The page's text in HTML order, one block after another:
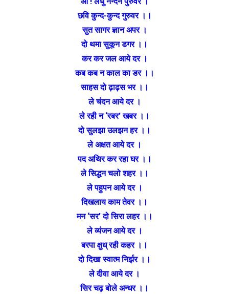
छवि कुन्द-कुन्द गुरुवर ।।
सुत सागर ज्ञान अपर ।
दो थमा सुकून डगर ।।
कर कर जल आये दर ।
कब कब न काल का डर ।।
साहस दो ढ़ाढ़स भर ।।
ले चंदन आये दर ।
ले रही न ‘रबर’ खबर ।।
दो सुलझा उलझन हर ।।
ले अक्षत आये दर ।
पद अथिर कर रहा घर ।।
ले सिद्धन चलो शहर ।।
ले पहुपन आये दर ।
दिखलाय काम तेवर ।।
मन ‘सर’ दो सिरा लहर ।।
ले व्यंजन आये दर ।
बरपा क्षुध् रही कहर ।।
दो दिखा स्वात्म निर्झर ।।
ले दीवा आये दर ।
सिर चढ़ बोले अन्धर ।।